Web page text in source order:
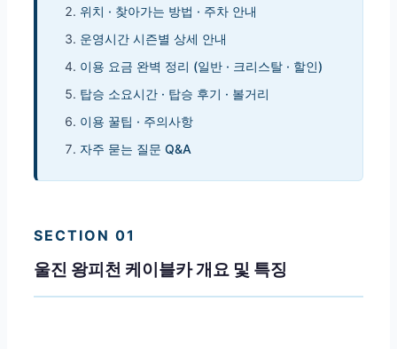
위치 · 찾아가는 방법 · 주차 안내
운영시간 시즌별 상세 안내
이용 요금 완벽 정리 (일반 · 크리스탈 · 할인)
탑승 소요시간 · 탑승 후기 · 볼거리
이용 꿀팁 · 주의사항
자주 묻는 질문 Q&A
SECTION 01
울진 왕피천 케이블카 개요 및 특징